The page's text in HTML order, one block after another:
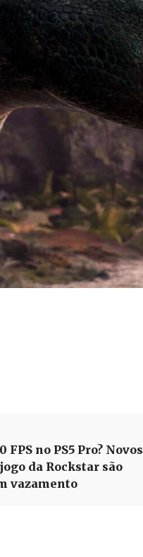
FPS no PS5 Pro? Novos
da Rockstar são
vazamento